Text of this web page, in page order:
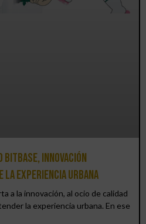
innovación
la experiencia urbana
a la innovación, al ocio de calidad
la experiencia urbana. En ese